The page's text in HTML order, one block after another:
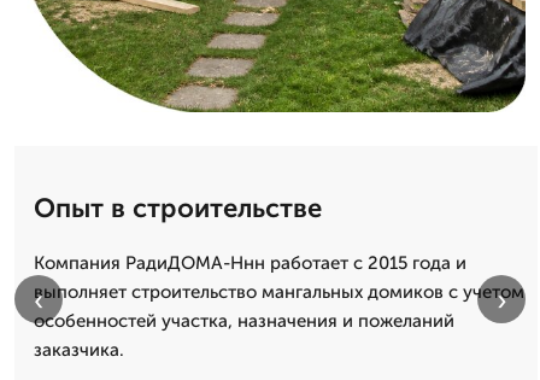
Опыт в строительстве
Компания РадиДОМА-Ннн работает с 2015 года и
выполняет строительство мангальных домиков с учетом
особенностей участка, назначения и пожеланий
заказчика.
‹ ›